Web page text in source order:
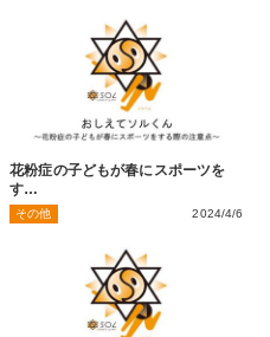
花粉症の子どもが春にスポーツを
す…
その他 2024/4/6